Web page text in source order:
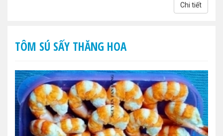
Chi tiết
TÔM SÚ SẤY THĂNG HOA